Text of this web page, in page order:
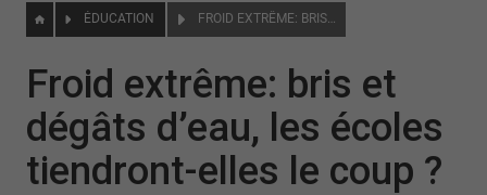
ÉDUCATION FROID EXTRÊME: BRIS ET DÉGÂTS D’EAU, LES ÉCOLES TIENDRONT-ELLES LE COUP ?
Froid extrême: bris et
dégâts d’eau, les écoles
tiendront-elles le coup ?